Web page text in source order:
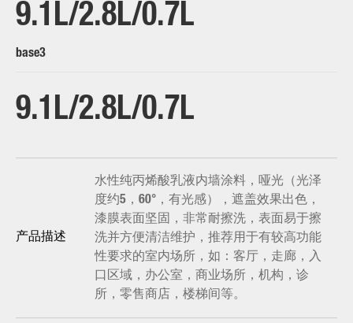
9.1L 2.8L 0.7L
base3
9.1L 2.8L 0.7L
产品描述
水性纯丙烯酸乳液内墙涂料，哑光（光泽
度约5，60°，有光感），遮盖效果出色，
漆膜表面坚固，非常耐擦洗，表面易于擦
洗并方便清洁维护，推荐用于有较高功能
性要求的室内场所，如：客厅，走廊，入
口区域，办公室，商业场所，机构，诊
所，零售商店，楼梯间等。